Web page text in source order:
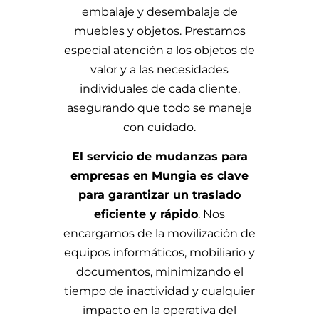
embalaje y desembalaje de
muebles y objetos. Prestamos
especial atención a los objetos de
valor y a las necesidades
individuales de cada cliente,
asegurando que todo se maneje
con cuidado.
El servicio de mudanzas para
empresas en Mungia es clave
para garantizar un traslado
eficiente y rápido. Nos
encargamos de la movilización de
equipos informáticos, mobiliario y
documentos, minimizando el
tiempo de inactividad y cualquier
impacto en la operativa del